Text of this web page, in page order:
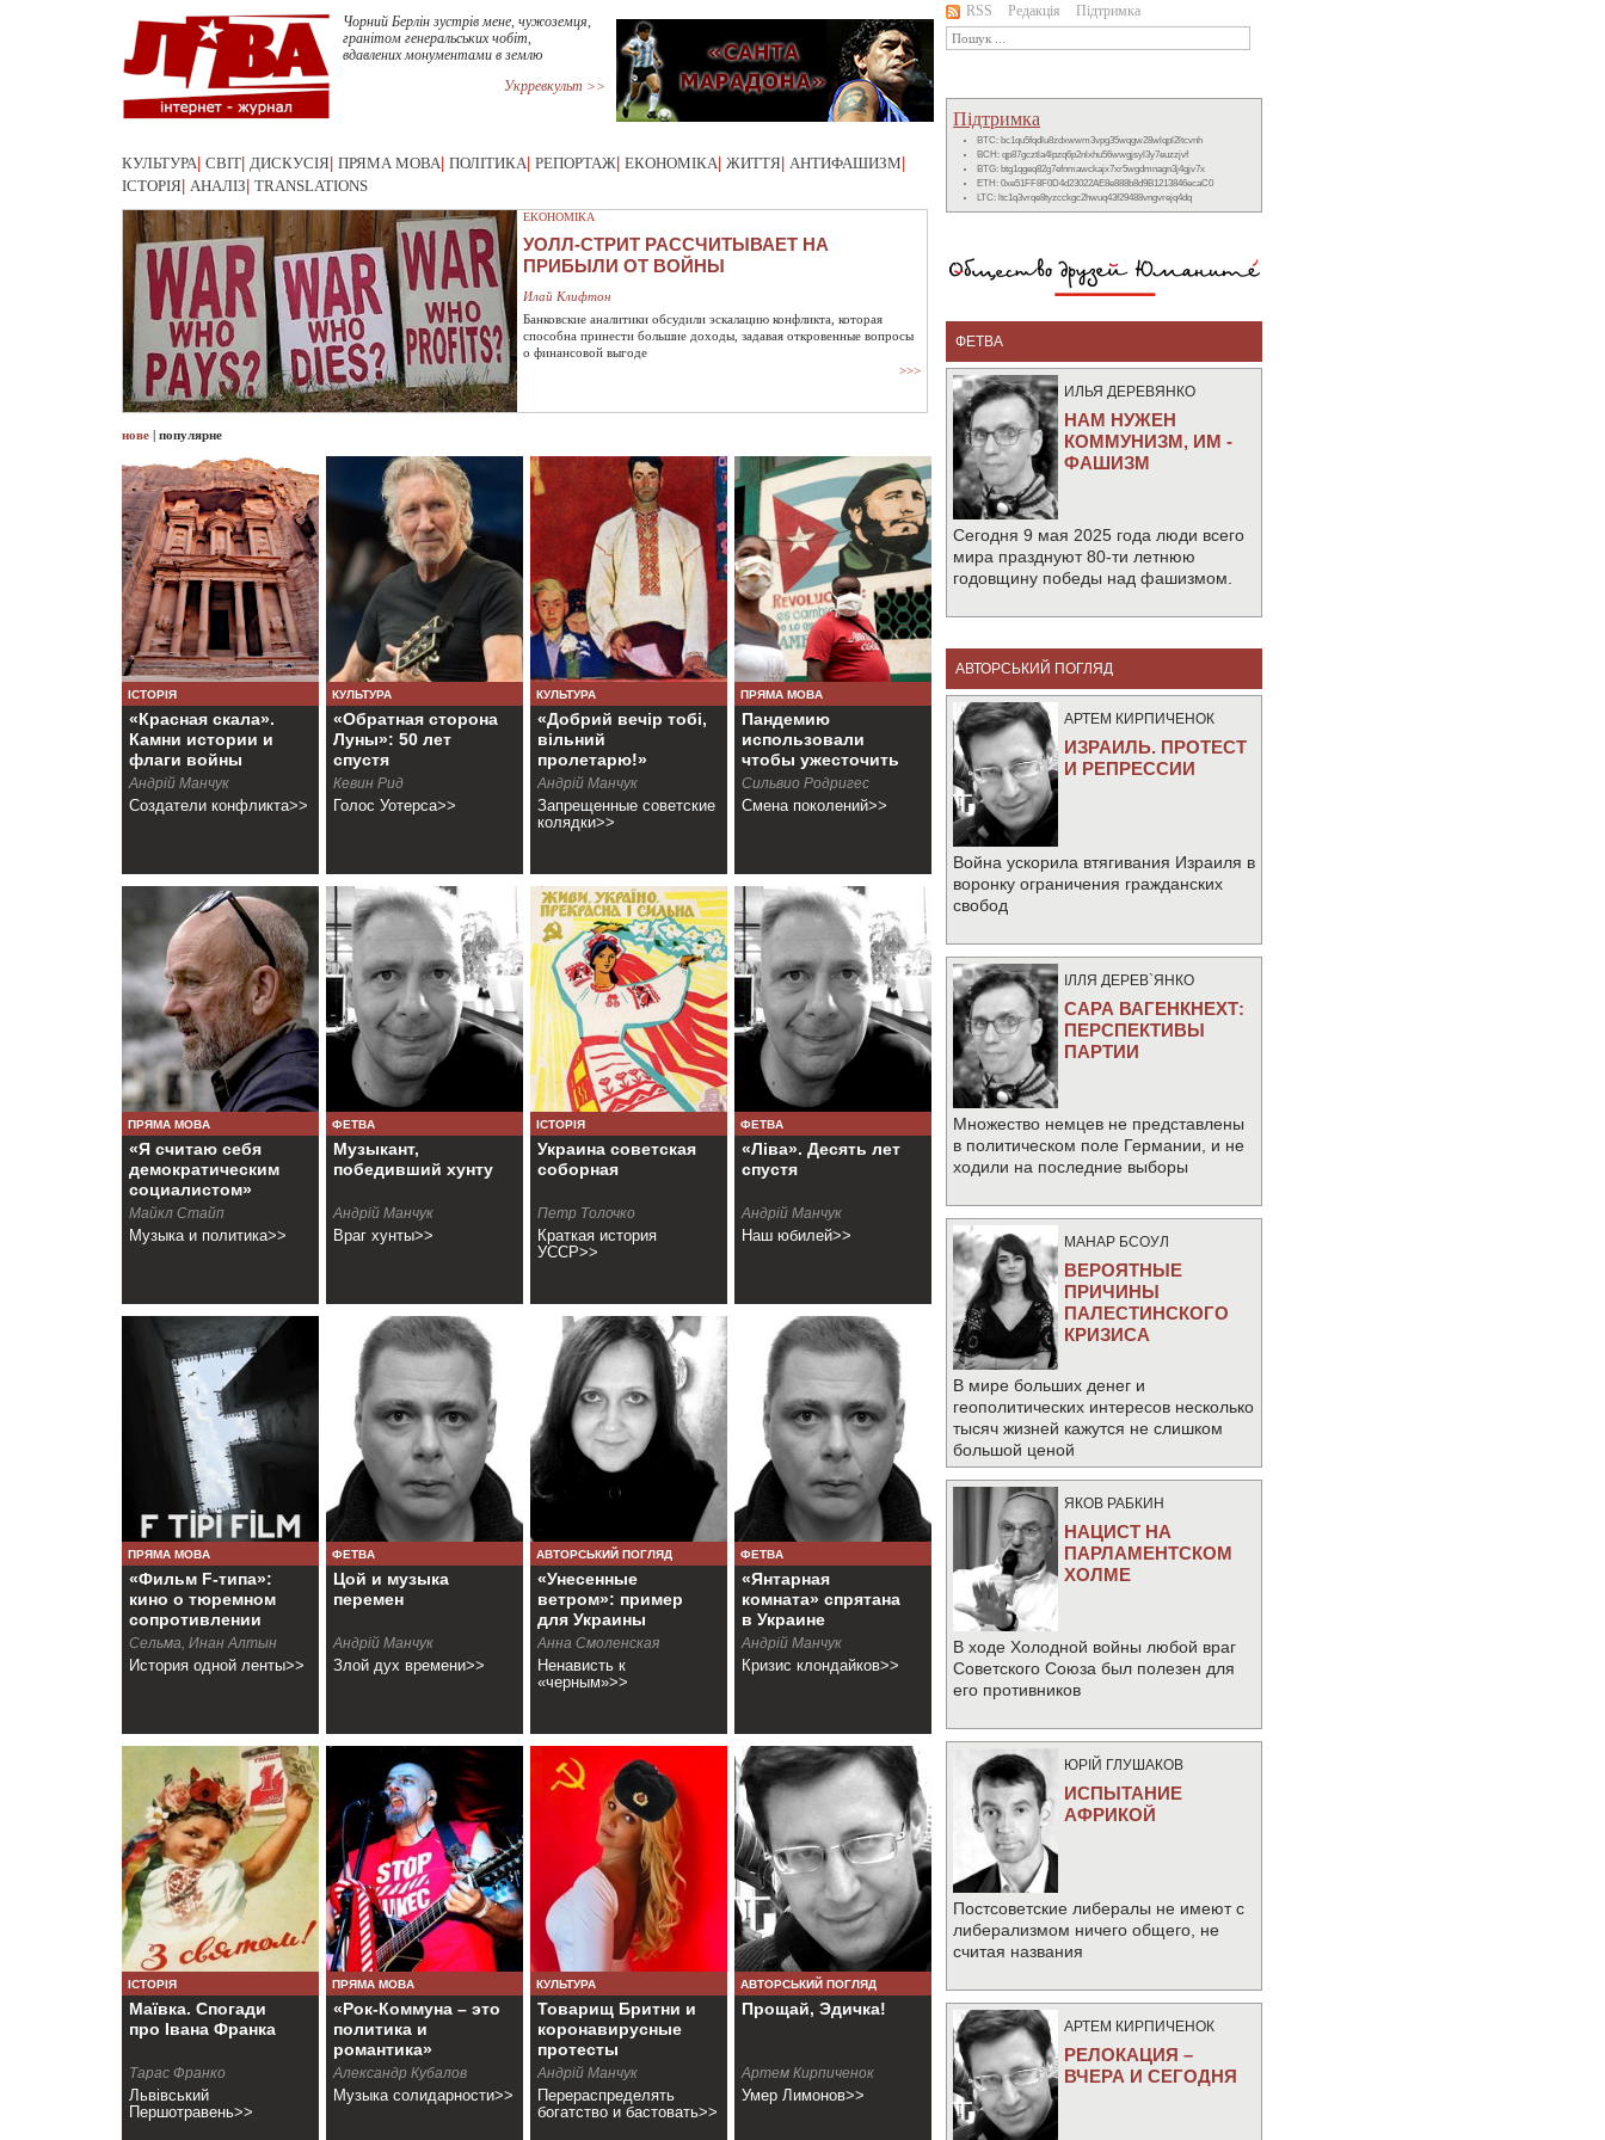
Чорний Берлін зустрів мене, чужоземця,
гранітом генеральських чобіт,
вдавлених монументами в землю
Укрревкульт >>
КУЛЬТУРА СВІТ ДИСКУСІЯ ПРЯМА МОВА ПОЛІТИКА РЕПОРТАЖ ЕКОНОМІКА ЖИТТЯ АНТИФАШИЗМ
ІСТОРІЯ АНАЛІЗ TRANSLATIONS
ЕКОНОМІКА
УОЛЛ-СТРИТ РАССЧИТЫВАЕТ НА
ПРИБЫЛИ ОТ ВОЙНЫ
Илай Клифтон
Банковские аналитики обсудили эскалацию конфликта, которая
способна принести большие доходы, задавая откровенные вопросы
о финансовой выгоде
>>>
нове | популярне
ІСТОРІЯ
«Красная скала».
Камни истории и
флаги войны
Андрій Манчук
Создатели конфликта>>
КУЛЬТУРА
«Обратная сторона
Луны»: 50 лет
спустя
Кевин Рид
Голос Уотерса>>
КУЛЬТУРА
«Добрий вечір тобі,
вільний
пролетарю!»
Андрiй Манчук
Запрещенные советские
колядки>>
ПРЯМА МОВА
Пандемию
использовали
чтобы ужесточить
блокаду
Сильвио Родригес
Смена поколений>>
ПРЯМА МОВА
«Я считаю себя
демократическим
социалистом»
Майкл Стайп
Музыка и политика>>
ФЕТВА
Музыкант,
победивший хунту
Андрiй Манчук
Враг хунты>>
ІСТОРІЯ
Украина советская
соборная
Петр Толочко
Краткая история
УССР>>
ФЕТВА
«Ліва». Десять лет
спустя
Андрiй Манчук
Наш юбилей>>
ПРЯМА МОВА
«Фильм F-типа»:
кино о тюремном
сопротивлении
Сельма, Инан Алтын
История одной ленты>>
ФЕТВА
Цой и музыка
перемен
Андрій Манчук
Злой дух времени>>
АВТОРСЬКИЙ ПОГЛЯД
«Унесенные
ветром»: пример
для Украины
Анна Смоленская
Ненависть к
«черным»>>
ФЕТВА
«Янтарная
комната» спрятана
в Украине
Андрій Манчук
Кризис клондайков>>
ІСТОРІЯ
Маївка. Спогади
про Івана Франка
Тарас Франко
Львівський
Першотравень>>
ПРЯМА МОВА
«Рок-Коммуна – это
политика и
романтика»
Александр Кубалов
Музыка солидарности>>
КУЛЬТУРА
Товарищ Бритни и
коронавирусные
протесты
Андрій Манчук
Перераспределять
богатство и бастовать>>
АВТОРСЬКИЙ ПОГЛЯД
Прощай, Эдичка!
Артем Кирпиченок
Умер Лимонов>>
RSS Редакція Підтримка
Підтримка
BTC: bc1qu5fqdlu8zdxwwm3vpg35wqgw28wlqpl2ltcvnh
BCH: qp87gcztla4lpzq6p2nlxhu56wwgjsyl3y7euzzjvf
BTG: btg1qgeq82g7efnmawckajx7xr5wgdmnagn3j4gjv7x
ETH: 0xe51FF8F0D4d23022AE8e888b8d9B1213846ecaC0
LTC: ltc1q3vrqe8tyzcckgc2hwuq43f29488vngvrejq4dq
ФЕТВА
ИЛЬЯ ДЕРЕВЯНКО
НАМ НУЖЕН
КОММУНИЗМ, ИМ -
ФАШИЗМ
Сегодня 9 мая 2025 года люди всего
мира празднуют 80-ти летнюю
годовщину победы над фашизмом.
АВТОРСЬКИЙ ПОГЛЯД
АРТЕМ КИРПИЧЕНОК
ИЗРАИЛЬ. ПРОТЕСТ
И РЕПРЕССИИ
Война ускорила втягивания Израиля в
воронку ограничения гражданских
свобод
IЛЛЯ ДЕРЕВ`ЯНКО
САРА ВАГЕНКНЕХТ:
ПЕРСПЕКТИВЫ
ПАРТИИ
Множество немцев не представлены
в политическом поле Германии, и не
ходили на последние выборы
МАНАР БСОУЛ
ВЕРОЯТНЫЕ
ПРИЧИНЫ
ПАЛЕСТИНСКОГО
КРИЗИСА
В мире больших денег и
геополитических интересов несколько
тысяч жизней кажутся не слишком
большой ценой
ЯКОВ РАБКИН
НАЦИСТ НА
ПАРЛАМЕНТСКОМ
ХОЛМЕ
В ходе Холодной войны любой враг
Советского Союза был полезен для
его противников
ЮРIЙ ГЛУШАКОВ
ИСПЫТАНИЕ
АФРИКОЙ
Постсоветские либералы не имеют с
либерализмом ничего общего, не
считая названия
АРТЕМ КИРПИЧЕНОК
РЕЛОКАЦИЯ –
ВЧЕРА И СЕГОДНЯ